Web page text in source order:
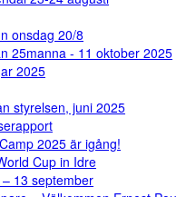
onsdag 20/8
25manna - 11 oktober 2025
2025
styrelsen, juni 2025
2025 är igång!
Cup in Idre
13 september